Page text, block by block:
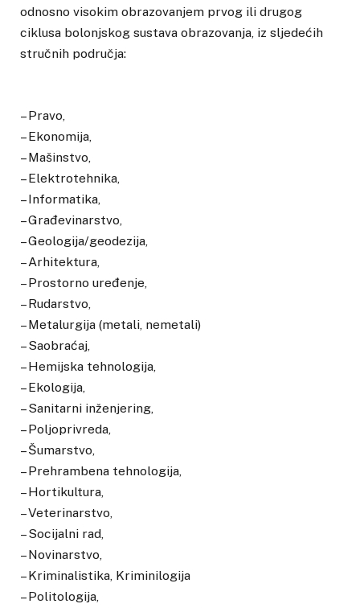
odnosno visokim obrazovanjem prvog ili drugog
ciklusa bolonjskog sustava obrazovanja, iz sljedećih
stručnih područja:
– Pravo,
– Ekonomija,
– Mašinstvo,
– Elektrotehnika,
– Informatika,
– Građevinarstvo,
– Geologija/geodezija,
– Arhitektura,
– Prostorno uređenje,
– Rudarstvo,
– Metalurgija (metali, nemetali)
– Saobraćaj,
– Hemijska tehnologija,
– Ekologija,
– Sanitarni inženjering,
– Poljoprivreda,
– Šumarstvo,
– Prehrambena tehnologija,
– Hortikultura,
– Veterinarstvo,
– Socijalni rad,
– Novinarstvo,
– Kriminalistika, Kriminilogija
– Politologija,